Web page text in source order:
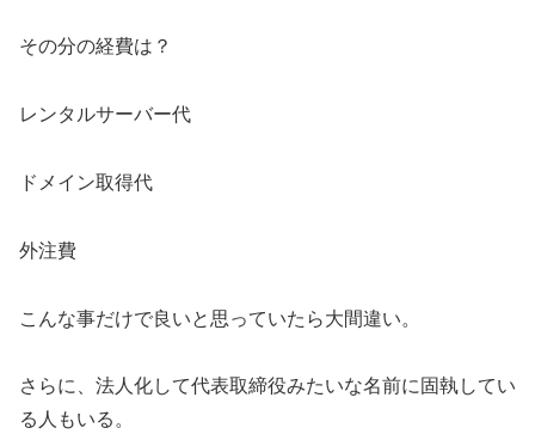
その分の経費は？
レンタルサーバー代
ドメイン取得代
外注費
こんな事だけで良いと思っていたら大間違い。
さらに、法人化して代表取締役みたいな名前に固執してい
る人もいる。